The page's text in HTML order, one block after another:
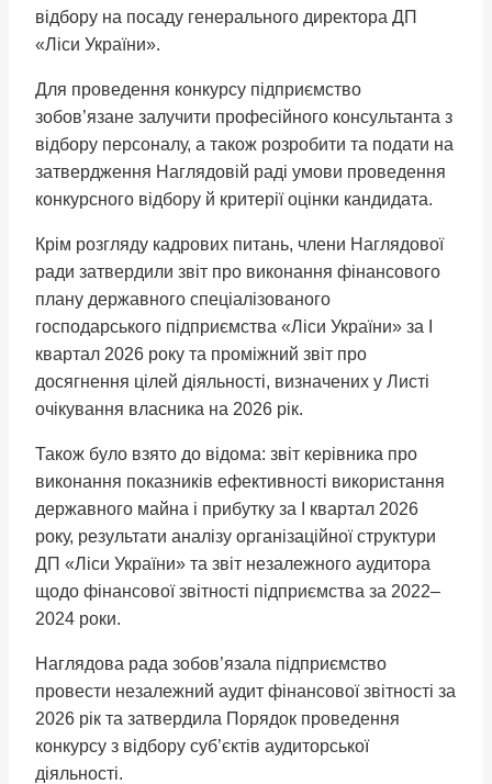
відбору на посаду генерального директора ДП
«Ліси України».
Для проведення конкурсу підприємство
зобов’язане залучити професійного консультанта з
відбору персоналу, а також розробити та подати на
затвердження Наглядовій раді умови проведення
конкурсного відбору й критерії оцінки кандидата.
Крім розгляду кадрових питань, члени Наглядової
ради затвердили звіт про виконання фінансового
плану державного спеціалізованого
господарського підприємства «Ліси України» за I
квартал 2026 року та проміжний звіт про
досягнення цілей діяльності, визначених у Листі
очікування власника на 2026 рік.
Також було взято до відома: звіт керівника про
виконання показників ефективності використання
державного майна і прибутку за I квартал 2026
року, результати аналізу організаційної структури
ДП «Ліси України» та звіт незалежного аудитора
щодо фінансової звітності підприємства за 2022–
2024 роки.
Наглядова рада зобов’язала підприємство
провести незалежний аудит фінансової звітності за
2026 рік та затвердила Порядок проведення
конкурсу з відбору суб’єктів аудиторської
діяльності.